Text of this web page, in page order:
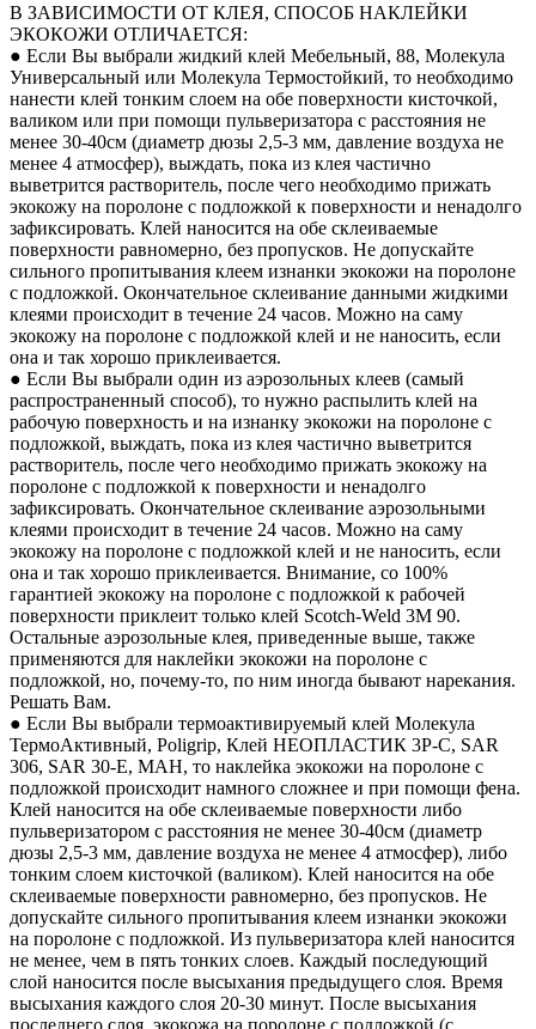
В ЗАВИСИМОСТИ ОТ КЛЕЯ, СПОСОБ НАКЛЕЙКИ
ЭКОКОЖИ ОТЛИЧАЕТСЯ:
● Если Вы выбрали жидкий клей Мебельный, 88, Молекула
Универсальный или Молекула Термостойкий, то необходимо
нанести клей тонким слоем на обе поверхности кисточкой,
валиком или при помощи пульверизатора с расстояния не
менее 30-40см (диаметр дюзы 2,5-3 мм, давление воздуха не
менее 4 атмосфер), выждать, пока из клея частично
выветрится растворитель, после чего необходимо прижать
экокожу на поролоне с подложкой к поверхности и ненадолго
зафиксировать. Клей наносится на обе склеиваемые
поверхности равномерно, без пропусков. Не допускайте
сильного пропитывания клеем изнанки экокожи на поролоне
с подложкой. Окончательное склеивание данными жидкими
клеями происходит в течение 24 часов. Можно на саму
экокожу на поролоне с подложкой клей и не наносить, если
она и так хорошо приклеивается.
● Если Вы выбрали один из аэрозольных клеев (самый
распространенный способ), то нужно распылить клей на
рабочую поверхность и на изнанку экокожи на поролоне с
подложкой, выждать, пока из клея частично выветрится
растворитель, после чего необходимо прижать экокожу на
поролоне с подложкой к поверхности и ненадолго
зафиксировать. Окончательное склеивание аэрозольными
клеями происходит в течение 24 часов. Можно на саму
экокожу на поролоне с подложкой клей и не наносить, если
она и так хорошо приклеивается. Внимание, со 100%
гарантией экокожу на поролоне с подложкой к рабочей
поверхности приклеит только клей Scotch-Weld 3M 90.
Остальные аэрозольные клея, приведенные выше, также
применяются для наклейки экокожи на поролоне с
подложкой, но, почему-то, по ним иногда бывают нарекания.
Решать Вам.
● Если Вы выбрали термоактивируемый клей Молекула
ТермоАктивный, Poligrip, Клей НЕОПЛАСТИК 3P-C, SAR
306, SAR 30-E, MAH, то наклейка экокожи на поролоне с
подложкой происходит намного сложнее и при помощи фена.
Клей наносится на обе склеиваемые поверхности либо
пульверизатором с расстояния не менее 30-40см (диаметр
дюзы 2,5-3 мм, давление воздуха не менее 4 атмосфер), либо
тонким слоем кисточкой (валиком). Клей наносится на обе
склеиваемые поверхности равномерно, без пропусков. Не
допускайте сильного пропитывания клеем изнанки экокожи
на поролоне с подложкой. Из пульверизатора клей наносится
не менее, чем в пять тонких слоев. Каждый последующий
слой наносится после высыхания предыдущего слоя. Время
высыхания каждого слоя 20-30 минут. После высыхания
последнего слоя, экокожа на поролоне с подложкой (с